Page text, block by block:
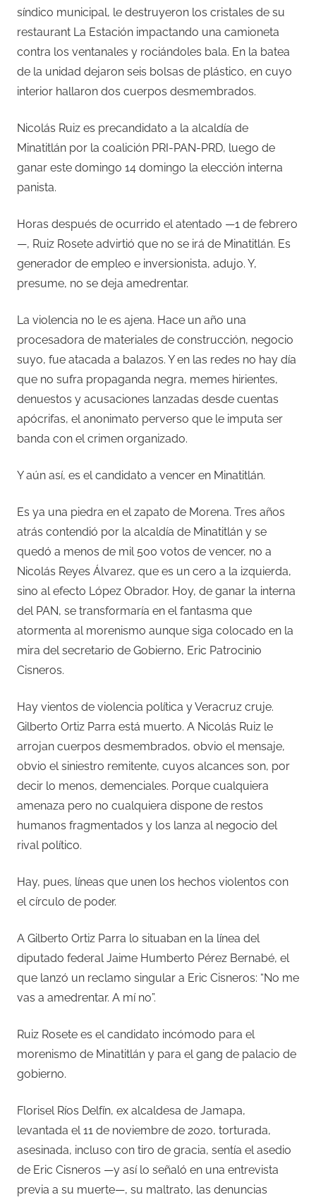
síndico municipal, le destruyeron los cristales de su
restaurant La Estación impactando una camioneta
contra los ventanales y rociándoles bala. En la batea
de la unidad dejaron seis bolsas de plástico, en cuyo
interior hallaron dos cuerpos desmembrados.
Nicolás Ruiz es precandidato a la alcaldía de
Minatitlán por la coalición PRI-PAN-PRD, luego de
ganar este domingo 14 domingo la elección interna
panista.
Horas después de ocurrido el atentado —1 de febrero
—, Ruiz Rosete advirtió que no se irá de Minatitlán. Es
generador de empleo e inversionista, adujo. Y,
presume, no se deja amedrentar.
La violencia no le es ajena. Hace un año una
procesadora de materiales de construcción, negocio
suyo, fue atacada a balazos. Y en las redes no hay día
que no sufra propaganda negra, memes hirientes,
denuestos y acusaciones lanzadas desde cuentas
apócrifas, el anonimato perverso que le imputa ser
banda con el crimen organizado.
Y aún así, es el candidato a vencer en Minatitlán.
Es ya una piedra en el zapato de Morena. Tres años
atrás contendió por la alcaldía de Minatitlán y se
quedó a menos de mil 500 votos de vencer, no a
Nicolás Reyes Álvarez, que es un cero a la izquierda,
sino al efecto López Obrador. Hoy, de ganar la interna
del PAN, se transformaría en el fantasma que
atormenta al morenismo aunque siga colocado en la
mira del secretario de Gobierno, Eric Patrocinio
Cisneros.
Hay vientos de violencia política y Veracruz cruje.
Gilberto Ortiz Parra está muerto. A Nicolás Ruiz le
arrojan cuerpos desmembrados, obvio el mensaje,
obvio el siniestro remitente, cuyos alcances son, por
decir lo menos, demenciales. Porque cualquiera
amenaza pero no cualquiera dispone de restos
humanos fragmentados y los lanza al negocio del
rival político.
Hay, pues, líneas que unen los hechos violentos con
el círculo de poder.
A Gilberto Ortiz Parra lo situaban en la línea del
diputado federal Jaime Humberto Pérez Bernabé, el
que lanzó un reclamo singular a Eric Cisneros: “No me
vas a amedrentar. A mí no”.
Ruiz Rosete es el candidato incómodo para el
morenismo de Minatitlán y para el gang de palacio de
gobierno.
Florisel Ríos Delfín, ex alcaldesa de Jamapa,
levantada el 11 de noviembre de 2020, torturada,
asesinada, incluso con tiro de gracia, sentía el asedio
de Eric Cisneros —y así lo señaló en una entrevista
previa a su muerte—, su maltrato, las denuncias